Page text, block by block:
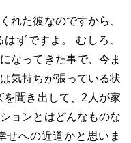
れた彼なのですから、
ずですよ。 むしろ、
なってきた事で、今ま
気持ちが張っている状
聞き出して、2人が家
ョンとはどんなものな
せへの近道かと思いま